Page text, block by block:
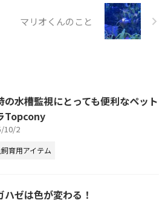
マリオくんのこと
の水槽監視にとっても便利なペット
Topcony
10/2
育用アイテム
ハゼは色が変わる！